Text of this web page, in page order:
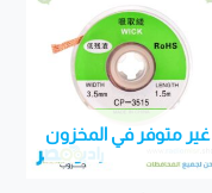
غير متوفر في المخزون